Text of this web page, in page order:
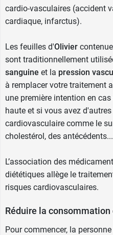
cardio-vasculaires (accident
cardiaque, infarctus).
Les feuilles d'Olivier
sont traditionnellement
sanguine et la pression
à remplacer votre traitement
une première intention en
haute et si vous avez
cardiovasculaire comme le
cholestérol, des antécédents...
L’association des
diététiques allège le
risques cardiovasculaires.
Réduire la consommation
Pour commencer, la